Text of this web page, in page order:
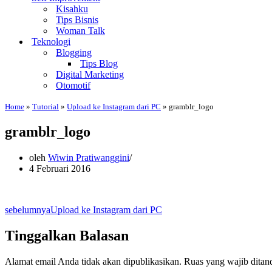
Kisahku
Tips Bisnis
Woman Talk
Teknologi
Blogging
Tips Blog
Digital Marketing
Otomotif
Home » Tutorial » Upload ke Instagram dari PC » gramblr_logo
gramblr_logo
oleh Wiwin Pratiwanggini
4 Februari 2016
sebelumnyaUpload ke Instagram dari PC
Tinggalkan Balasan
Alamat email Anda tidak akan dipublikasikan. Ruas yang wajib